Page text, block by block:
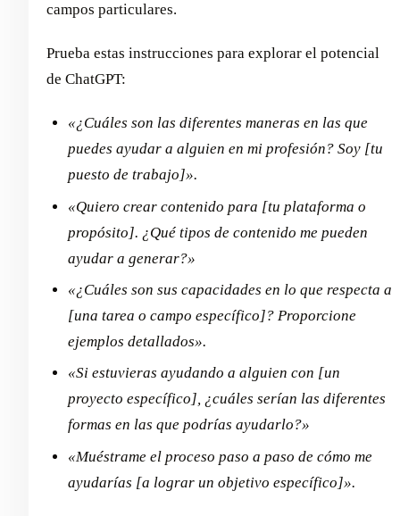
campos particulares.
Prueba estas instrucciones para explorar el potencial
de ChatGPT:
«¿Cuáles son las diferentes maneras en las que
puedes ayudar a alguien en mi profesión? Soy [tu
puesto de trabajo]».
«Quiero crear contenido para [tu plataforma o
propósito]. ¿Qué tipos de contenido me pueden
ayudar a generar?»
«¿Cuáles son sus capacidades en lo que respecta a
[una tarea o campo específico]? Proporcione
ejemplos detallados».
«Si estuvieras ayudando a alguien con [un
proyecto específico], ¿cuáles serían las diferentes
formas en las que podrías ayudarlo?»
«Muéstrame el proceso paso a paso de cómo me
ayudarías [a lograr un objetivo específico]».